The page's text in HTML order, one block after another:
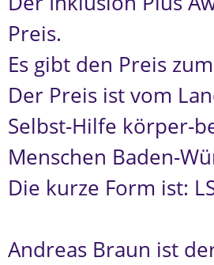
Preis.
Es gibt den Preis
Der Preis ist vom
Selbst-Hilfe körper-
Menschen Baden-
Die kurze Form ist:
Andreas Braun ist